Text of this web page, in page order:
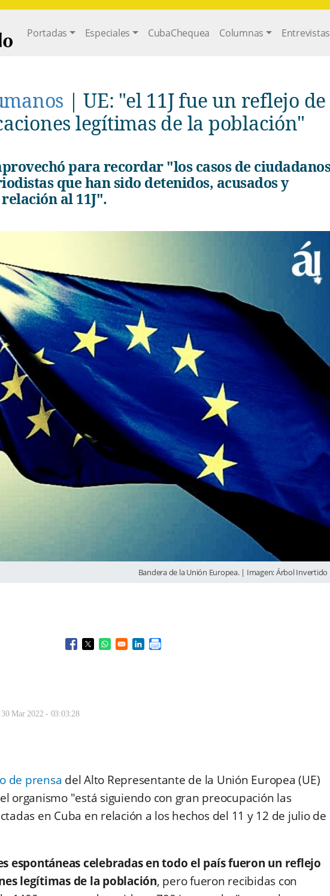
Main navigation
Portadas Especiales CubaChequea Columnas Entrevistas
|UE: "el 11J fue un reflejo de
legítimas de la población"
que han sido detenidos, acusados y
al 11J".
Bandera de la Unión Europea. | Imagen: Árbol Invertido
Opens in a new window
Opens in a new window
Opens in a new window
Opens in a new window
30 Mar 2022 - 03:03:28
de prensa del Alto Representante de la Unión Europea (UE)
organismo "está siguiendo con gran preocupación las
en Cuba en relación a los hechos del 11 y 12 de julio de
espontáneas celebradas en todo el país fueron un reflejo
legítimas de la población, pero fueron recibidas con